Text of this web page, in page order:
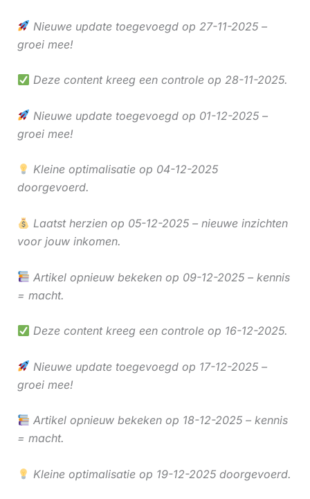
Nieuwe update toegevoegd op 27-11-2025 –
groei mee!
Deze content kreeg een controle op 28-11-2025.
Nieuwe update toegevoegd op 01-12-2025 –
groei mee!
Kleine optimalisatie op 04-12-2025
doorgevoerd.
Laatst herzien op 05-12-2025 – nieuwe inzichten
voor jouw inkomen.
Artikel opnieuw bekeken op 09-12-2025 – kennis
= macht.
Deze content kreeg een controle op 16-12-2025.
Nieuwe update toegevoegd op 17-12-2025 –
groei mee!
Artikel opnieuw bekeken op 18-12-2025 – kennis
= macht.
Kleine optimalisatie op 19-12-2025 doorgevoerd.